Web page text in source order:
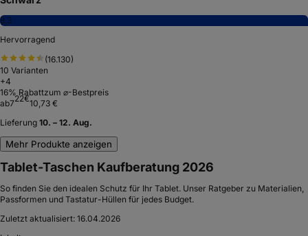
8,3
Hervorragend
(16.130)
10 Varianten
+4
16% Rabattzum ⌀-Bestpreis
ab722€10,73 €
Lieferung 10. – 12. Aug.
Mehr Produkte anzeigen
Tablet-Taschen Kaufberatung 2026
So finden Sie den idealen Schutz für Ihr Tablet. Unser Ratgeber zu Materialien,
Passformen und Tastatur-Hüllen für jedes Budget.
Zuletzt aktualisiert: 16.04.2026